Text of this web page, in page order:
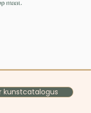
kunstcatalogus